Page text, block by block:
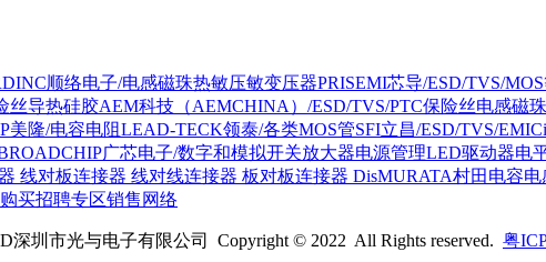
顺络电子/电感磁珠热敏压敏变压器PRISEMI芯导/ESD/TVS/
丝导热硅胶AEM科技（AEMCHINA）/ESD/TVS/PTC保险丝电感磁珠
美隆/电容电阻LEAD-TECK领泰/各类MOS管SFI立昌/ESD/TVS/EMI
广芯电子/数字和模拟开关放大器电源管理LED驱动器电
线对板连接器 线对线连接器 板对板连接器 DisMURATA村田电容电
买招聘专区销售网络
圳市光与电子有限公司 Copyright © 2022 All Rights reserved. 粤